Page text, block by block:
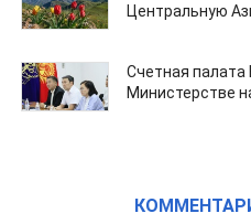
Центральную
Счетная
Министерстве